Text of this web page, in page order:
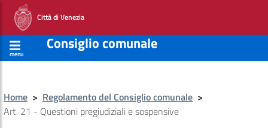
Città di Venezia
menu
Consiglio comunale
Home > Regolamento del Consiglio comunale >
Art. 21 - Questioni pregiudiziali e sospensive